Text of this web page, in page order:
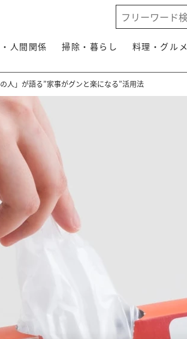
人間関係 掃除・暮らし 料理・グルメ
人」が語る”家事がグンと楽になる”活用法